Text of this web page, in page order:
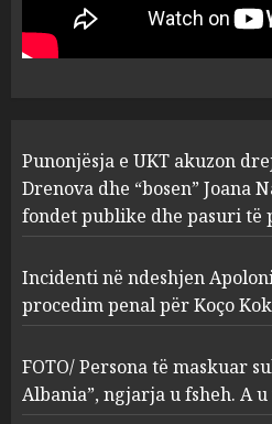
1
“bosen”
abuzim
pasuri
2 MARCH 27,
3
FOTO/
sulmuan
ngjarja
MARCH 25,
Punonjësja e UKT akuzon
Drenova dhe “bosen” Joana
fondet publike dhe pasuri të
Incidenti në ndeshjen
procedim penal për Koço
FOTO/ Persona të maskuar
Albania”, ngjarja u fsheh. A